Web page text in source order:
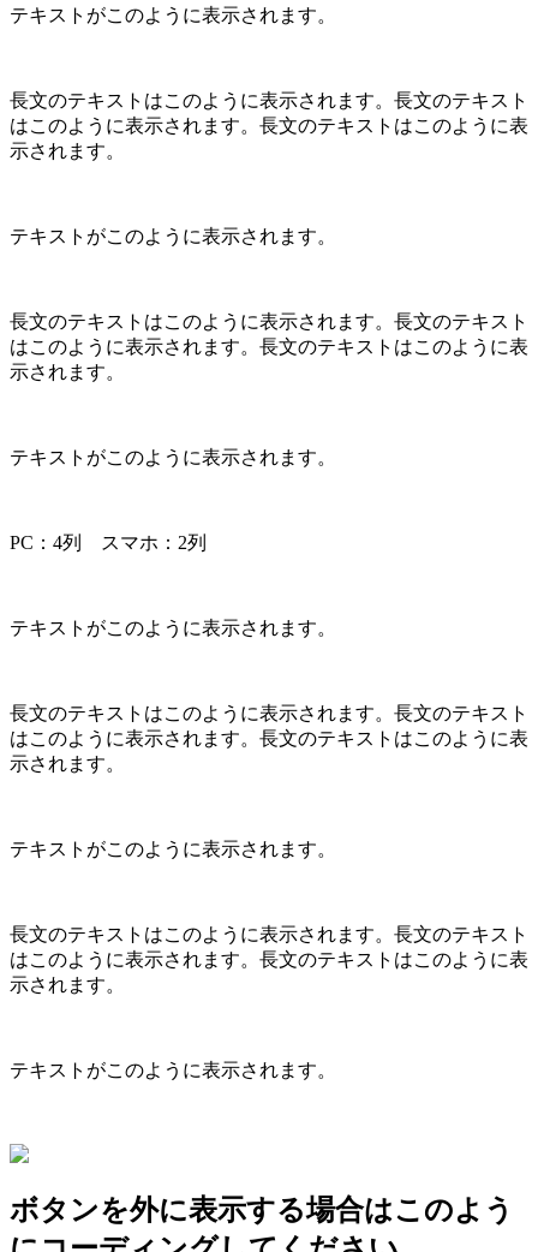
テキストがこのように表示されます。
長文のテキストはこのように表示されます。長文のテキスト
はこのように表示されます。長文のテキストはこのように表
示されます。
テキストがこのように表示されます。
長文のテキストはこのように表示されます。長文のテキスト
はこのように表示されます。長文のテキストはこのように表
示されます。
テキストがこのように表示されます。
PC：4列 スマホ：2列
テキストがこのように表示されます。
長文のテキストはこのように表示されます。長文のテキスト
はこのように表示されます。長文のテキストはこのように表
示されます。
テキストがこのように表示されます。
長文のテキストはこのように表示されます。長文のテキスト
はこのように表示されます。長文のテキストはこのように表
示されます。
テキストがこのように表示されます。
ボタンを外に表示する場合はこのよう